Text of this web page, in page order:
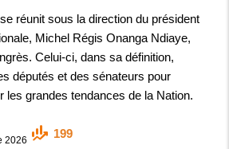
réunit sous la direction du président
Michel Régis Onanga Ndiaye,
Celui-ci, dans sa définition,
députés et des sénateurs pour
les grandes tendances de la Nation.
2026
199